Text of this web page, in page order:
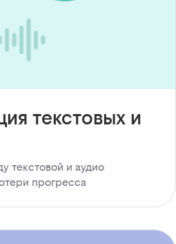
текстовых и
текстовой и аудио
прогресса